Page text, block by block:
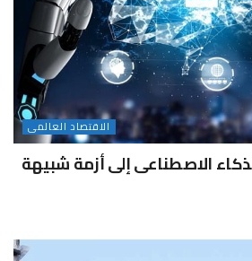
الاقتصاد العالمى
الاصطناعى إلى أزمة شبيهة